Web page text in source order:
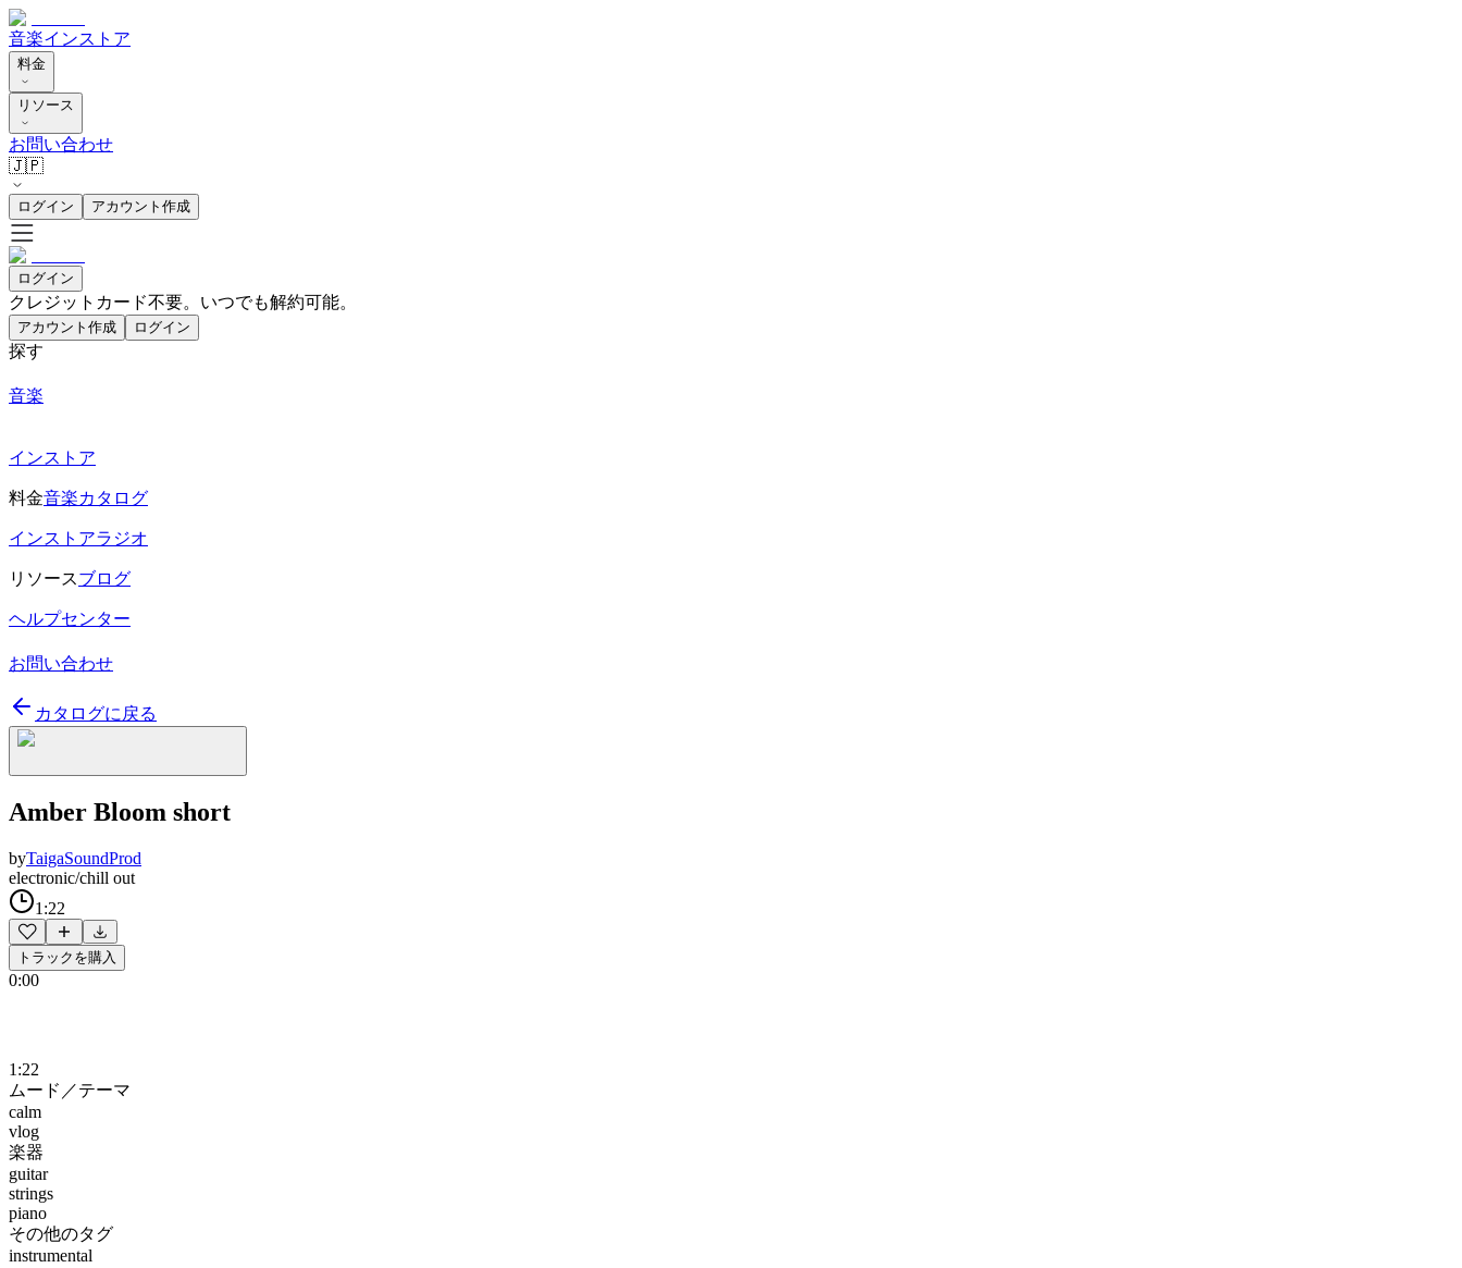
音楽インストア
料金
リソース
お問い合わせ
🇯🇵
ログイン アカウント作成
ログイン
クレジットカード不要。いつでも解約可能。
アカウント作成 ログイン
探す
音楽
インストア
料金音楽カタログ
インストアラジオ
リソースブログ
ヘルプセンター
お問い合わせ
カタログに戻る
Amber Bloom short
byTaigaSoundProd
electronic/chill out
1:22
トラックを購入
0:00
1:22
ムード／テーマ
calm
vlog
楽器
guitar
strings
piano
その他のタグ
instrumental